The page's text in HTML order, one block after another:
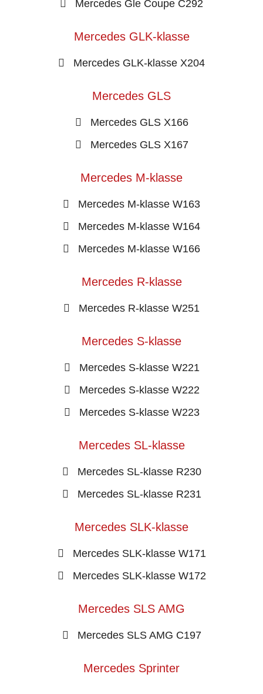
Mercedes Gle Coupe C292
Mercedes GLK-klasse
Mercedes GLK-klasse X204
Mercedes GLS
Mercedes GLS X166
Mercedes GLS X167
Mercedes M-klasse
Mercedes M-klasse W163
Mercedes M-klasse W164
Mercedes M-klasse W166
Mercedes R-klasse
Mercedes R-klasse W251
Mercedes S-klasse
Mercedes S-klasse W221
Mercedes S-klasse W222
Mercedes S-klasse W223
Mercedes SL-klasse
Mercedes SL-klasse R230
Mercedes SL-klasse R231
Mercedes SLK-klasse
Mercedes SLK-klasse W171
Mercedes SLK-klasse W172
Mercedes SLS AMG
Mercedes SLS AMG C197
Mercedes Sprinter